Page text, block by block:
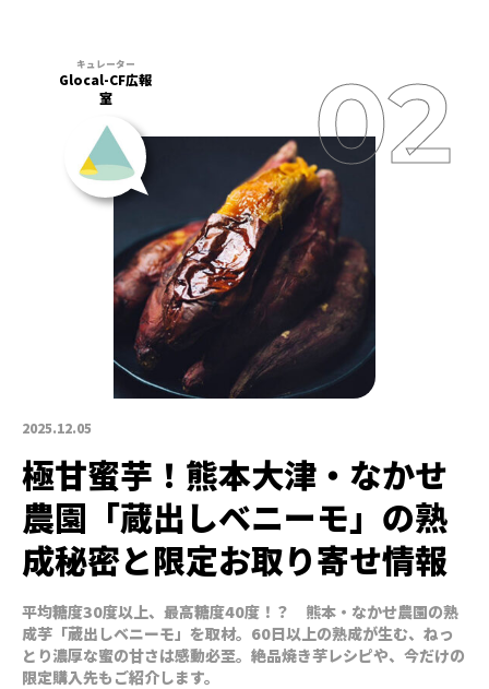
2025.12.05
Glocal-CF広報
室
極甘蜜芋！熊本大津・なかせ
農園「蔵出しベニーモ」の熟
成秘密と限定お取り寄せ情報
平均糖度30度以上、最高糖度40度！？ 熊本・なかせ農園の熟
成芋「蔵出しベニーモ」を取材。60日以上の熟成が生む、ねっ
とり濃厚な蜜の甘さは感動必至。絶品焼き芋レシピや、今だけの
限定購入先もご紹介します。